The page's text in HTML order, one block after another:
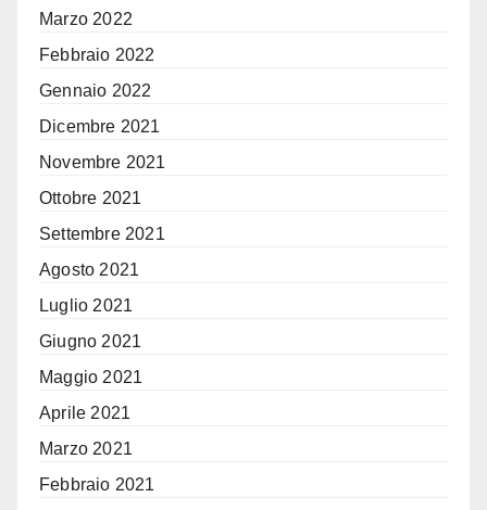
Marzo 2022
Febbraio 2022
Gennaio 2022
Dicembre 2021
Novembre 2021
Ottobre 2021
Settembre 2021
Agosto 2021
Luglio 2021
Giugno 2021
Maggio 2021
Aprile 2021
Marzo 2021
Febbraio 2021